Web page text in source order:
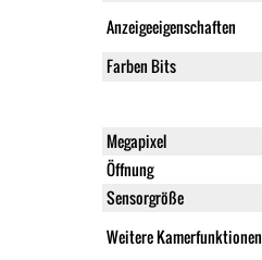
Anzeigeeigenschaften
Farben Bits
Megapixel
Öffnung
Sensorgröße
Weitere Kamerfunktionen